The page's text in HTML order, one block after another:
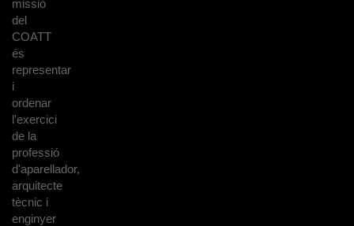
missió
del
COATT
és
representar
i
ordenar
l'exercici
de la
professió
d'aparellador,
arquitecte
tècnic i
enginyer